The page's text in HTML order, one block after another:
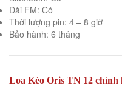
Đài FM: Có
Thời lượng pin: 4 – 8 giờ
Bảo hành: 6 tháng
Loa Kéo Oris TN 12